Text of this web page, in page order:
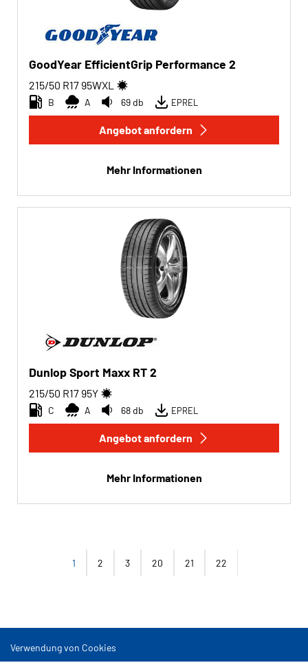
GoodYear EfficientGrip Performance 2
215/50 R17 95WXL
B A 69 db EPREL
Angebot anfordern
Mehr Informationen
Dunlop Sport Maxx RT 2
215/50 R17 95Y
C A 68 db EPREL
Angebot anfordern
Mehr Informationen
1 2 3 20 21 22
Verwendung von Cookies